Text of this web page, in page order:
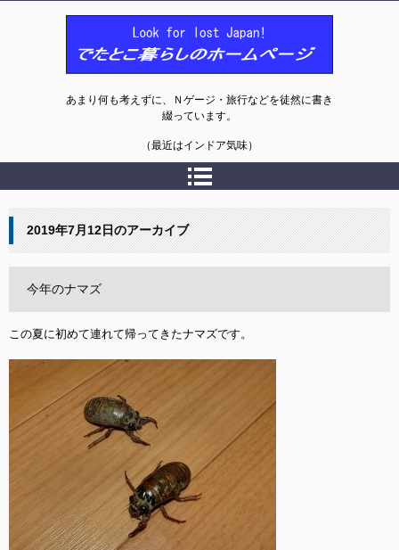
あまり何も考えずに、Ｎゲージ・旅行などを徒然に書き
綴っています。
（最近はインドア気味）
2019年7月12日のアーカイブ
今年のナマズ
この夏に初めて連れて帰ってきたナマズです。